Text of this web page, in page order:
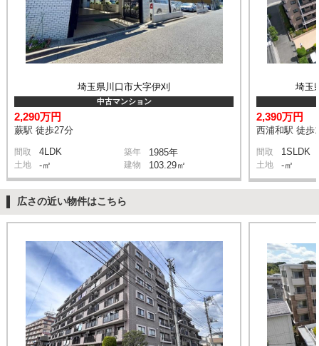
埼玉県川口市大字伊刈
中古マンション
2,290万円
蕨駅 徒歩27分
間取 4LDK 築年 1985年
土地 -㎡ 建物 103.29㎡
埼玉
2,390万円
西浦和駅 徒歩
間取 1SLDK
土地 -㎡
広さの近い物件はこちら